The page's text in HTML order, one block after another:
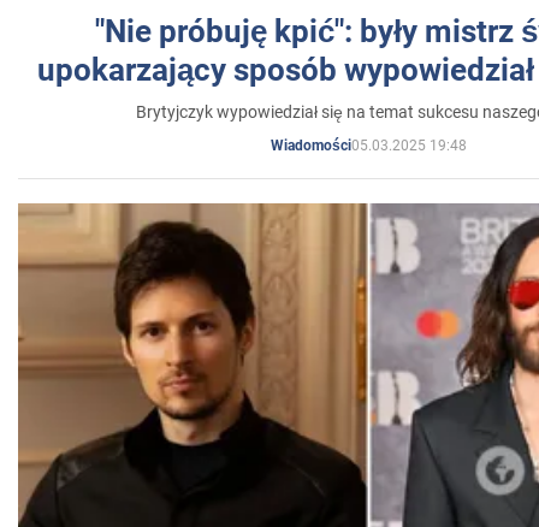
"Nie próbuję kpić": były mistrz
upokarzający sposób
Brytyjczyk wypowiedział się na temat sukcesu
Wiadomości05.03.2025 19:48